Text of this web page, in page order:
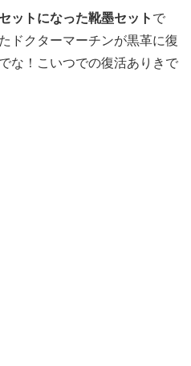
ットになった靴墨セット で
ドクターマーチンが黒革に復
な！こいつでの復活ありきで